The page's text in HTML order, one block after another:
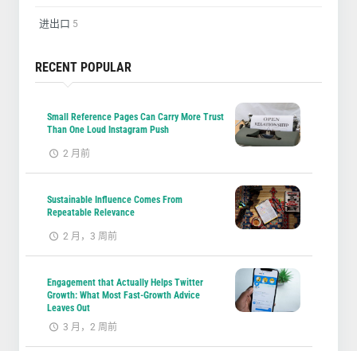
进出口 5
RECENT POPULAR
Small Reference Pages Can Carry More Trust
Than One Loud Instagram Push
2 月前
Sustainable Influence Comes From
Repeatable Relevance
2 月，3 周前
Engagement that Actually Helps Twitter
Growth: What Most Fast-Growth Advice
Leaves Out
3 月，2 周前